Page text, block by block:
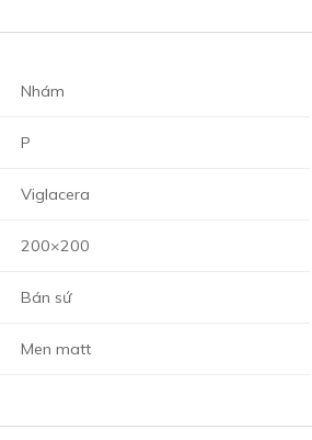
Nhám
P
Viglacera
200×200
Bán sứ
Men matt